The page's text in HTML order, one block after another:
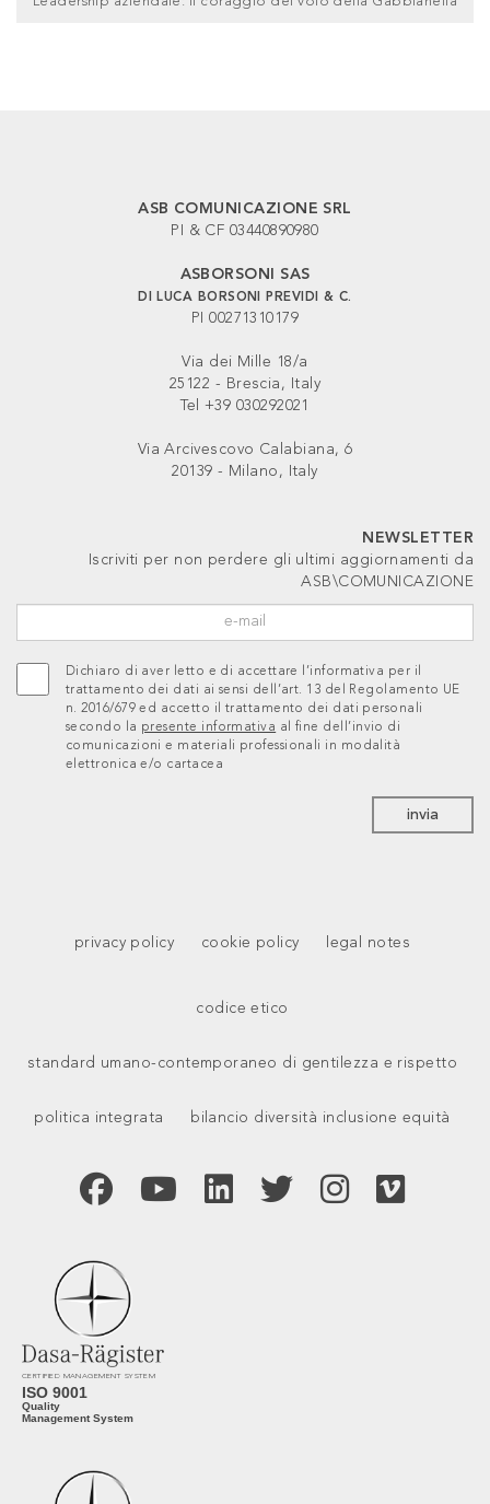
ASB COMUNICAZIONE SRL
PI & CF 03440890980
ASBORSONI SAS
DI LUCA BORSONI PREVIDI & C.
PI 00271310179
Via dei Mille 18/a
25122 - Brescia, Italy
Tel +39 030292021
Via Arcivescovo Calabiana, 6
20139 - Milano, Italy
NEWSLETTER
Iscriviti per non perdere gli ultimi aggiornamenti da
ASB\COMUNICAZIONE
Dichiaro di aver letto e di accettare l’informativa per il
trattamento dei dati ai sensi dell’art. 13 del Regolamento UE
n. 2016/679 ed accetto il trattamento dei dati personali
secondo la presente informativa al fine dell’invio di
comunicazioni e materiali professionali in modalità
elettronica e/o cartacea
invia
privacy policy cookie policy legal notes
codice etico
standard umano-contemporaneo di gentilezza e rispetto
politica integrata bilancio diversità inclusione equità
CERTIFIED MANAGEMENT SYSTEM
ISO 9001
Quality
Management System